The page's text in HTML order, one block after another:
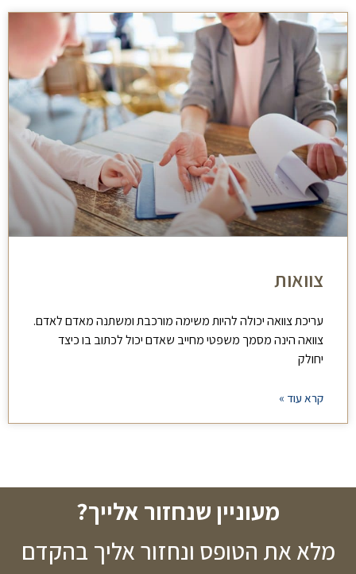
צוואות
עריכת צוואה יכולה להיות משימה מורכבת ומשתנה מאדם לאדם.
צוואה הינה מסמך משפטי מחייב שאדם יכול לכתוב בו כיצד
יחולק
קרא עוד »
מעוניין שנחזור אלייך?
מלא את הטופס ונחזור אליך בהקדם